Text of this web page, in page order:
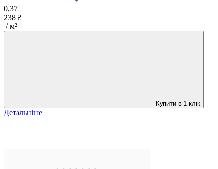
0,37
238 ₴
/ м²
Купити в 1 клік
Детальніше